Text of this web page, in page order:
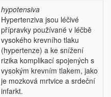
hypotensiva
Hypertenziva jsou léčivé
přípravky používané v léčbě
vysokého krevního tlaku
(hypertenze) a ke snížení
rizika komplikací spojených s
vysokým krevním tlakem, jako
je mozková mrtvice a srdeční
infarkt.